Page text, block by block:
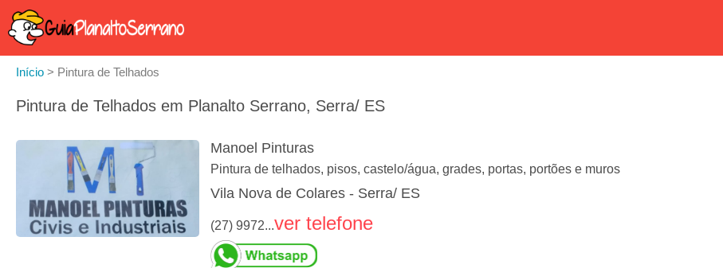
Início > Pintura de Telhados
Pintura de Telhados em Planalto Serrano, Serra/ ES
Manoel Pinturas
Pintura de telhados, pisos, castelo/água, grades, portas, portões e muros
Vila Nova de Colares - Serra/ ES
(27) 9972...ver telefone